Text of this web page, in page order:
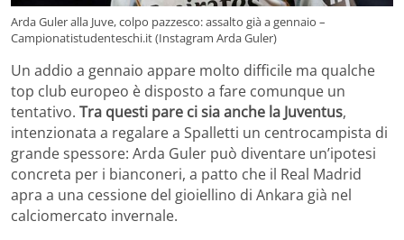
Arda Guler alla Juve, colpo pazzesco: assalto già a gennaio –
Campionatistudenteschi.it (Instagram Arda Guler)
Un addio a gennaio appare molto difficile ma qualche
top club europeo è disposto a fare comunque un
tentativo. Tra questi pare ci sia anche la Juventus,
intenzionata a regalare a Spalletti un centrocampista di
grande spessore: Arda Guler può diventare un’ipotesi
concreta per i bianconeri, a patto che il Real Madrid
apra a una cessione del gioiellino di Ankara già nel
calciomercato invernale.